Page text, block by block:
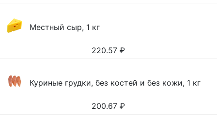
Местный сыр, 1 кг
220.57 ₽
Куриные грудки, без костей и без кожи, 1 кг
200.67 ₽